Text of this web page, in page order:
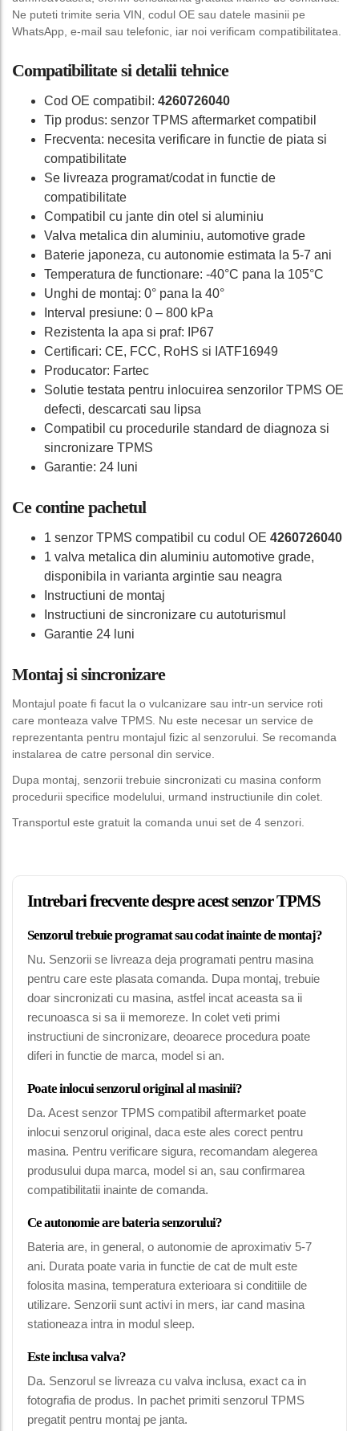
Ne puteti trimite seria VIN, codul OE sau datele masinii pe
WhatsApp, e-mail sau telefonic, iar noi verificam compatibilitatea.
Compatibilitate si detalii tehnice
Cod OE compatibil: 4260726040
Tip produs: senzor TPMS aftermarket compatibil
Frecventa: necesita verificare in functie de piata si
compatibilitate
Se livreaza programat/codat in functie de
compatibilitate
Compatibil cu jante din otel si aluminiu
Valva metalica din aluminiu, automotive grade
Baterie japoneza, cu autonomie estimata la 5-7 ani
Temperatura de functionare: -40°C pana la 105°C
Unghi de montaj: 0° pana la 40°
Interval presiune: 0 – 800 kPa
Rezistenta la apa si praf: IP67
Certificari: CE, FCC, RoHS si IATF16949
Producator: Fartec
Solutie testata pentru inlocuirea senzorilor TPMS OE
defecti, descarcati sau lipsa
Compatibil cu procedurile standard de diagnoza si
sincronizare TPMS
Garantie: 24 luni
Ce contine pachetul
1 senzor TPMS compatibil cu codul OE 4260726040
1 valva metalica din aluminiu automotive grade,
disponibila in varianta argintie sau neagra
Instructiuni de montaj
Instructiuni de sincronizare cu autoturismul
Garantie 24 luni
Montaj si sincronizare
Montajul poate fi facut la o vulcanizare sau intr-un service roti
care monteaza valve TPMS. Nu este necesar un service de
reprezentanta pentru montajul fizic al senzorului. Se recomanda
instalarea de catre personal din service.
Dupa montaj, senzorii trebuie sincronizati cu masina conform
procedurii specifice modelului, urmand instructiunile din colet.
Transportul este gratuit la comanda unui set de 4 senzori.
Intrebari frecvente despre acest senzor TPMS
Senzorul trebuie programat sau codat inainte de montaj?
Nu. Senzorii se livreaza deja programati pentru masina
pentru care este plasata comanda. Dupa montaj, trebuie
doar sincronizati cu masina, astfel incat aceasta sa ii
recunoasca si sa ii memoreze. In colet veti primi
instructiuni de sincronizare, deoarece procedura poate
diferi in functie de marca, model si an.
Poate inlocui senzorul original al masinii?
Da. Acest senzor TPMS compatibil aftermarket poate
inlocui senzorul original, daca este ales corect pentru
masina. Pentru verificare sigura, recomandam alegerea
produsului dupa marca, model si an, sau confirmarea
compatibilitatii inainte de comanda.
Ce autonomie are bateria senzorului?
Bateria are, in general, o autonomie de aproximativ 5-7
ani. Durata poate varia in functie de cat de mult este
folosita masina, temperatura exterioara si conditiile de
utilizare. Senzorii sunt activi in mers, iar cand masina
stationeaza intra in modul sleep.
Este inclusa valva?
Da. Senzorul se livreaza cu valva inclusa, exact ca in
fotografia de produs. In pachet primiti senzorul TPMS
pregatit pentru montaj pe janta.